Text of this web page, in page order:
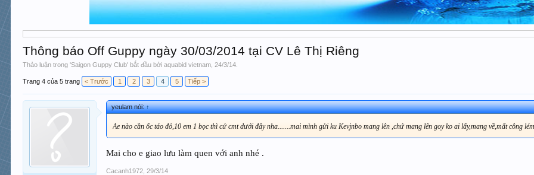
Thông báo Off Guppy ngày 30/03/2014 tại CV Lê Thị Riêng
Thảo luận trong 'Saigon Guppy Club' bắt đầu bởiaquabid vietnam ,24/3/14
Trang 4 của 5 trang < Trước 1 2 3 4 5 Tiếp >
yeulam nói:↑
Ae nào cần ốc táo đỏ,10 em 1 bọc thì cứ cmt dưới đây nha.......mai mình gửi ku Kevjnbo mang lên ,chứ mang lên goy ko ai lấy,mang về,mất công
Mai cho e giao lưu làm quen với anh nhé .
Cacanh1972 29/3/14